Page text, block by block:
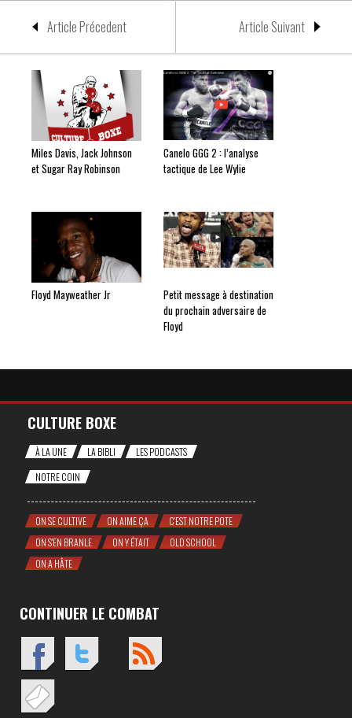
Article Précedent Article Suivant
Miles Davis, Jack Johnson
et Sugar Ray Robinson
Canelo GGG 2 : l’analyse
tactique de Lee Wylie
Floyd Mayweather Jr
Petit message à destination
du prochain adversaire de
Floyd
CULTURE BOXE
À LA UNE LA BIBLI
LES PODCASTS
NOTRE COIN
ON SE CULTIVE ON AIME ÇA
C'EST NOTRE POTE
ON S'EN BRANLE
ON Y ÉTAIT
OLD SCHOOL
ON A HÂTE
CONTINUER LE COMBAT